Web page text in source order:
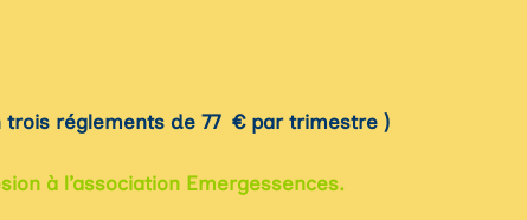
en trois réglements de 77 € par trimestre )
à l’association Emergessences.